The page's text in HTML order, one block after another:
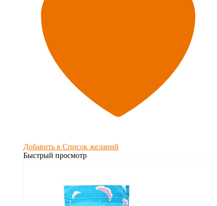
Добавить в Список желаний
Быстрый просмотр